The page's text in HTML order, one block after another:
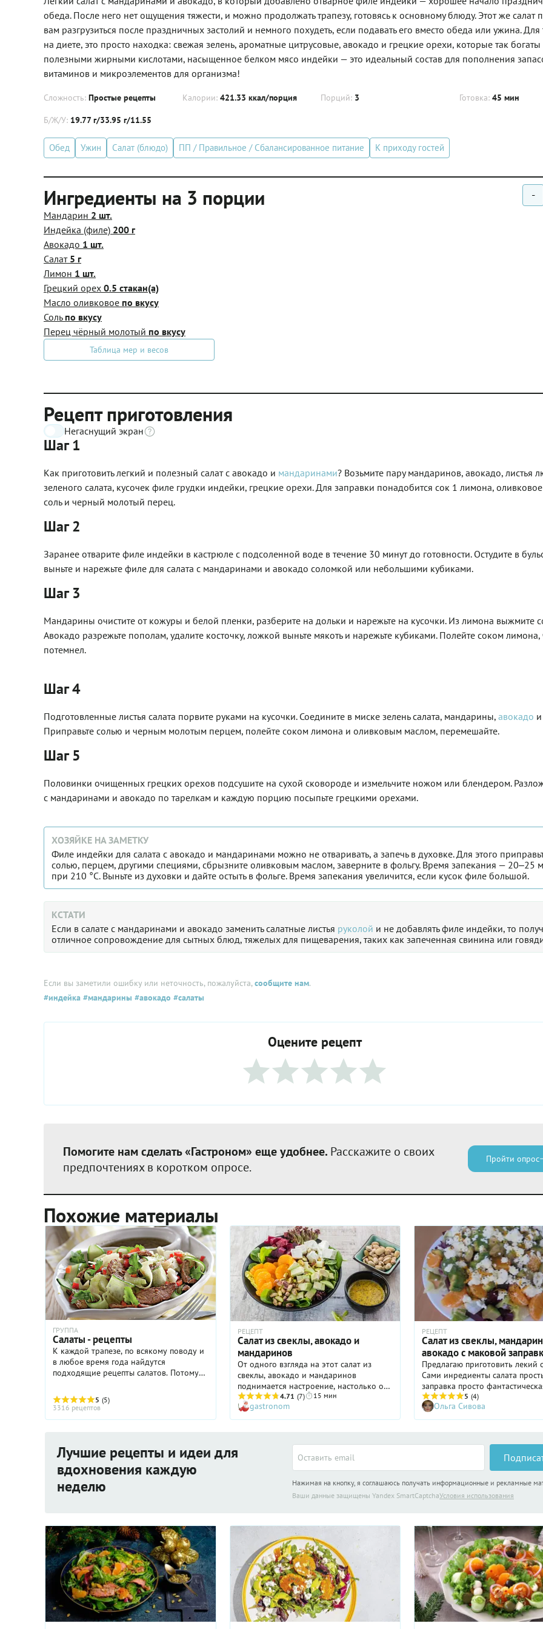
обеда. После него нет ощущения тяжести, и можно продолжать трапезу, готовясь к основному блюду. Этот же салат
вам разгрузиться после праздничных застолий и немного похудеть, если подавать его вместо обеда или ужина. Для
на диете, это просто находка: свежая зелень, ароматные цитрусовые, авокадо и грецкие орехи, которые так богаты
полезными жирными кислотами, насыщенное белком мясо индейки — это идеальный состав для пополнения
витаминов и микроэлементов для организма!
Сложность: Простые рецепты Калории: 421.33 ккал/порция Порций: 3 Готовка: 45 мин
Б/Ж/У: 19.77 г/33.95 г/11.55
Обед Ужин Салат (блюдо) ПП / Правильное / Сбалансированное питание К приходу гостей
Ингредиенты на 3 порции -
Мандарин 2 шт.
Индейка (филе) 200 г
Авокадо 1 шт.
Салат 5 г
Лимон 1 шт.
Грецкий орех 0.5 стакан(а)
Масло оливковое по вкусу
Соль по вкусу
Перец чёрный молотый по вкусу
Таблица мер и весов
Рецепт приготовления
Негаснущий экран
Шаг 1
Как приготовить легкий и полезный салат с авокадо и мандаринами? Возьмите пару мандаринов, авокадо, листья
зеленого салата, кусочек филе грудки индейки, грецкие орехи. Для заправки понадобится сок 1 лимона,
соль и черный молотый перец.
Шаг 2
Заранее отварите филе индейки в кастрюле с подсоленной воде в течение 30 минут до готовности. Остудите в
выньте и нарежьте филе для салата с мандаринами и авокадо соломкой или небольшими кубиками.
Шаг 3
Мандарины очистите от кожуры и белой пленки, разберите на дольки и нарежьте на кусочки. Из лимона выжмите
Авокадо разрежьте пополам, удалите косточку, ложкой выньте мякоть и нарежьте кубиками. Полейте соком
потемнел.
Шаг 4
Подготовленные листья салата порвите руками на кусочки. Соедините в миске зелень салата, мандарины, авокадо
Приправьте солью и черным молотым перцем, полейте соком лимона и оливковым маслом, перемешайте.
Шаг 5
Половинки очищенных грецких орехов подсушите на сухой сковороде и измельчите ножом или блендером.
с мандаринами и авокадо по тарелкам и каждую порцию посыпьте грецкими орехами.
ХОЗЯЙКЕ НА ЗАМЕТКУ
Филе индейки для салата с авокадо и мандаринами можно не отваривать, а запечь в духовке. Для этого
солью, перцем, другими специями, сбрызните оливковым маслом, заверните в фольгу. Время запекания — 20‒25
при 210 °С. Выньте из духовки и дайте остыть в фольге. Время запекания увеличится, если кусок филе большой.
КСТАТИ
Если в салате с мандаринами и авокадо заменить салатные листья руколой и не добавлять филе индейки, то
отличное сопровождение для сытных блюд, тяжелых для пищеварения, таких как запеченная свинина или
Если вы заметили ошибку или неточность, пожалуйста,сообщите нам.
#индейка #мандарины #авокадо #салаты
Оцените рецепт
Помогите нам сделать «Гастроном» еще удобнее. Расскажите о своих
предпочтениях в коротком опросе.
Пройти опрос
Похожие материалы
ГРУППА
Салаты - рецепты
К каждой трапезе, по всякому поводу и
в любое время года найдутся
подходящие рецепты салатов. Потому
овощей, мяса, птицы, рыбы, макаронных
изделий, крупы и бобовых, ...
5 (5)
3316 рецептов
РЕЦЕПТ
Салат из свеклы, авокадо и
мандаринов
От одного взгляда на этот салат из
свеклы, авокадо и мандаринов
поднимается настроение, настолько он
яркий и красочный. И вкус у него
ничуть не уступает «внешности» — то
же разнообразие вкусов и текстур:
маслянистое авокадо, мягкая с легкой
кислинкой фета. А еще к салату
«прилагается» оригинальная заправка —
на основе оливкового масла и
свежевыжатого апельсинового сока с
всех ваших вкусовых рецепторов!
4.71 (7) 15 мин
gastronom
РЕЦЕПТ
Салат из свеклы,
авокадо с маковой
Предлагаю приготовить лекий
Сами инредиенты салата
заправка просто
будем праздновать 8 Марта.
этот салат точно придется по
5 (4)
Ольга Сивова
Лучшие рецепты и идеи для
вдохновения каждую
неделю
Нажимая на кнопку, я соглашаюсь получать информационные и рекламные
Ваши данные защищены Yandex SmartCaptchaУсловия использования